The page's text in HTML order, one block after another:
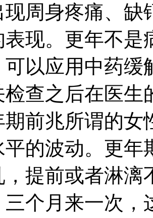
现周身疼痛、
表现。更年不是
可以应用中药
检查之后在医生
前兆所谓的女
的波动。更年
，提前或者淋
个月来一次，